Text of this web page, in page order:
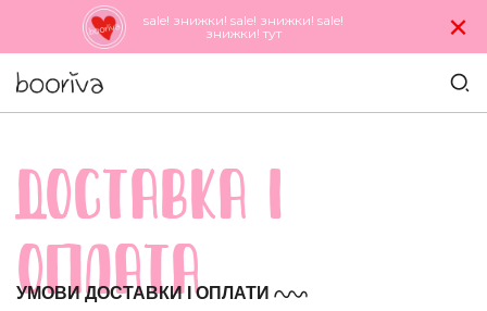
sale! знижки! sale! знижки! sale!
знижки! тут
×
ДОСТАВКА I
ОПЛАТА
УМОВИ ДОСТАВКИ І ОПЛАТИ